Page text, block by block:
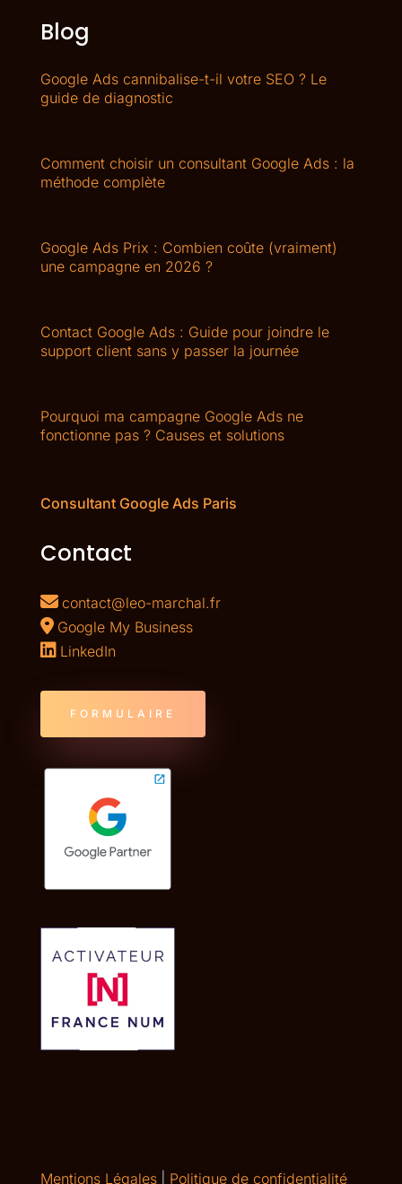
Blog
Google Ads cannibalise-t-il votre SEO ? Le
guide de diagnostic
Comment choisir un consultant Google Ads : la
méthode complète
Google Ads Prix : Combien coûte (vraiment)
une campagne en 2026 ?
Contact Google Ads : Guide pour joindre le
support client sans y passer la journée
Pourquoi ma campagne Google Ads ne
fonctionne pas ? Causes et solutions
Consultant Google Ads Paris
Contact
contact@leo-marchal.fr
Google My Business
LinkedIn
FORMULAIRE
Mentions Légales| Politique de confidentialité